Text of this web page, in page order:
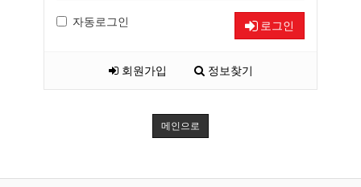
자동로그인 로그인
회원가입 정보찾기
메인으로